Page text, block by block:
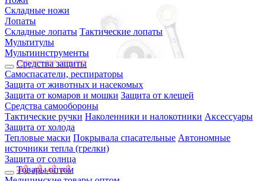
Складные ножи
Лопаты
Складные лопаты Тактические лопаты
Мультитулы
Мультиинструменты
Средства защиты
Самоспасатели, респираторы
Защита от животных и насекомых
Защита от комаров и мошки Защита от клещей
Средства самообороны
Тактические ручки Наколенники и налокотники Аксессуары
Защита от холода
Тепловые маски Покрывала спасательные Автономные
источники тепла (грелки)
Защита от солнца
Товары оптом